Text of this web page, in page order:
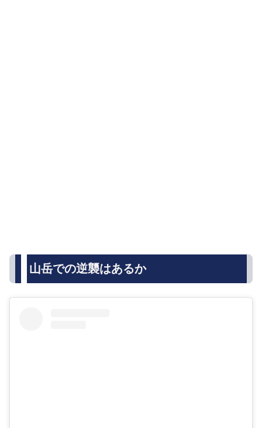
山岳での逆襲はあるか